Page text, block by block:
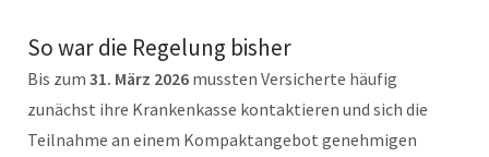
So war die Regelung bisher
Bis zum 31. März 2026 mussten Versicherte häufig
zunächst ihre Krankenkasse kontaktieren und sich die
Teilnahme an einem Kompaktangebot genehmigen